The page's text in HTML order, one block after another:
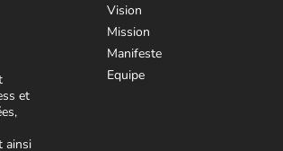
et
ainsi
Vision
Mission
Manifeste
Equipe